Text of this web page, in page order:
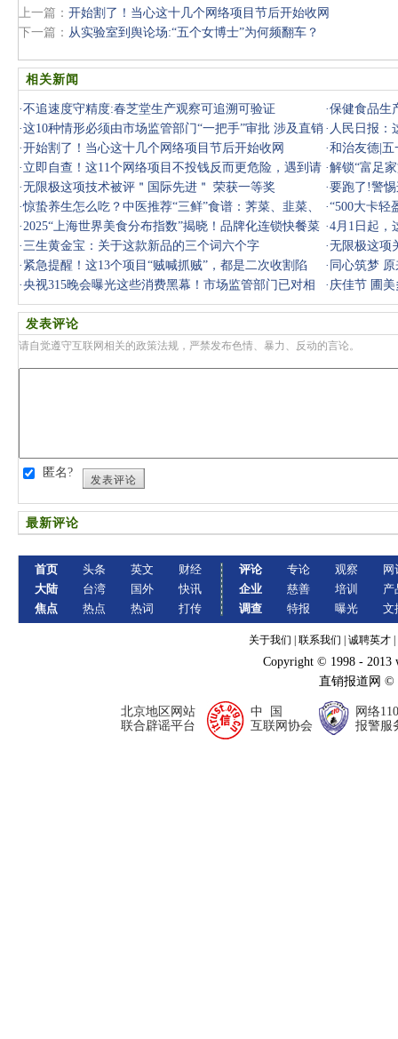
上一篇： 开始割了！当心这十几个网络项目节后开始收网
下一篇： 从实验室到舆论场:“五个女博士”为何频翻车？
相关新闻
·不追速度守精度:春芝堂生产观察可追溯可验证 ·保健食品生
·这10种情形必须由市场监管部门“一把手”审批 涉及直销
与传销
· 人民日报：
·开始割了！当心这十几个网络项目节后开始收网 ·和治友德|
· 立即自查！这11个网络项目不投钱反而更危险，遇到请
务必远离
·解锁“富足
·无限极这项技术被评＂国际先进＂ 荣获一等奖 ·要跑了!警
悠，千万别
·惊蛰养生怎么吃？中医推荐“三鲜”食谱：荠菜、韭菜、
春笋，
·“500大卡轻
·2025“上海世界美食分布指数”揭晓！品牌化连锁快餐菜
系增长速
·4月1日起，
·三生黄金宝：关于这款新品的三个词六个字 ·无限极这项
· 紧急提醒！这13个项目“贼喊抓贼”，都是二次收割陷
阱，千万
· 同心筑梦
·央视315晚会曝光这些消费黑幕！市场监管部门已对相
关问题和企
· 庆佳节 圃
发表评论
请自觉遵守互联网相关的政策法规，严禁发布色情、暴力、反动的言论。
匿名?
发表评论
最新评论
首页
大陆
焦点
头条
台湾
热点
英文
国外
热词
财经
快讯
打传
评论
企业
调查
专论
慈善
特报
观察
培训
曝光
网
产
文
关于我们 联系我们 诚聘英才
Copyright © 1998 - 2013
直销报道网
北京地区网站
联合辟谣平台
中 国
互联网协会
网络110
报警服